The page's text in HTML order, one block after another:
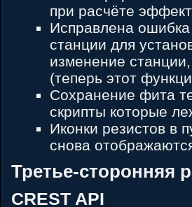
при расчёте
Исправлена ошибка
станции для
изменение
(теперь этот
Сохранение фита
скрипты которые
Иконки резистов в
снова
Третье-сторонняя
CREST API